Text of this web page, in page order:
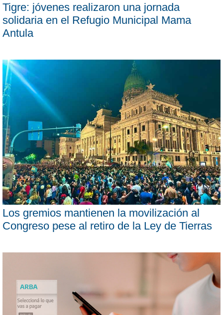
Tigre: jóvenes realizaron una jornada
solidaria en el Refugio Municipal Mama
Antula
Los gremios mantienen la movilización al
Congreso pese al retiro de la Ley de Tierras